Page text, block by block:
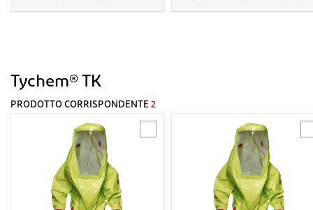
Tychem® TK
PRODOTTO CORRISPONDENTE 2